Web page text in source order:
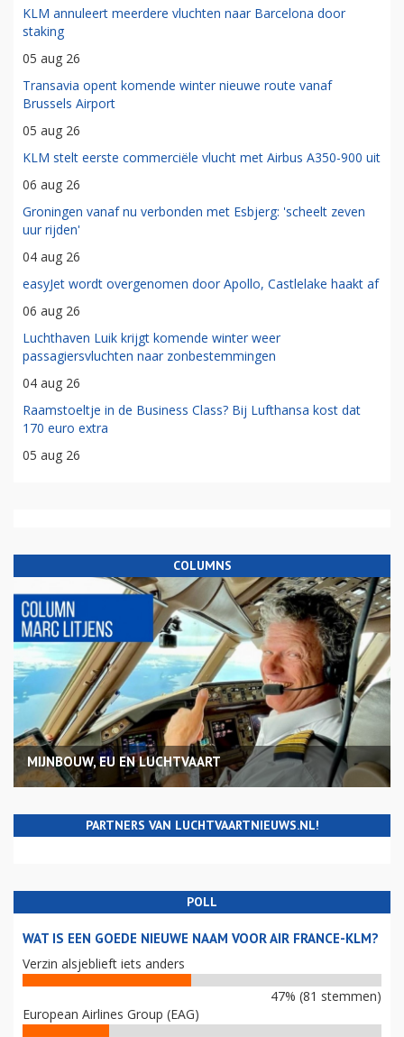
KLM annuleert meerdere vluchten naar Barcelona door
staking
05 aug 26
Transavia opent komende winter nieuwe route vanaf
Brussels Airport
05 aug 26
KLM stelt eerste commerciële vlucht met Airbus A350-900 uit
06 aug 26
Groningen vanaf nu verbonden met Esbjerg: 'scheelt zeven
uur rijden'
04 aug 26
easyJet wordt overgenomen door Apollo, Castlelake haakt af
06 aug 26
Luchthaven Luik krijgt komende winter weer
passagiersvluchten naar zonbestemmingen
04 aug 26
Raamstoeltje in de Business Class? Bij Lufthansa kost dat
170 euro extra
05 aug 26
COLUMNS
MIJNBOUW, EU EN LUCHTVAART
PARTNERS VAN LUCHTVAARTNIEUWS.NL!
POLL
WAT IS EEN GOEDE NIEUWE NAAM VOOR AIR FRANCE-KLM?
Verzin alsjeblieft iets anders
47% (81 stemmen)
European Airlines Group (EAG)